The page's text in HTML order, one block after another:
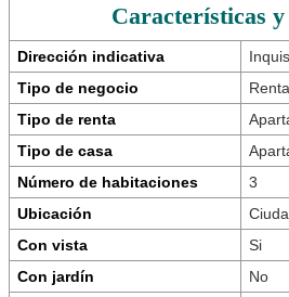
Características
Dirección indicativa
Tipo de negocio
Renta
Tipo de renta
Tipo de casa
Número de habitaciones
3
Ubicación
Con vista
Si
Con jardín
No